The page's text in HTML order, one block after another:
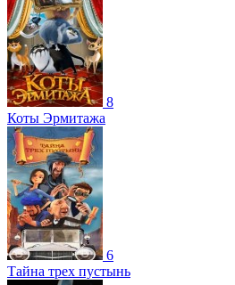
8
Коты Эрмитажа
6
Тайна трех пустынь